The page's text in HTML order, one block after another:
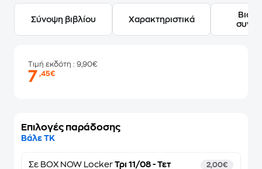
Σύνοψη βιβλίου Χαρακτηριστικά
Τιμή εκδότη : 9,90€
7,45€
Επιλογές παράδοσης
Βάλε ΤΚ
Σε BOX NOW Locker Τρι 11/08 - Τετ
2,00€